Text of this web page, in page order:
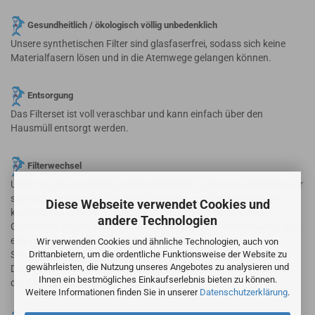
Diese Webseite verwendet Cookies und
andere Technologien
Wir verwenden Cookies und ähnliche Technologien, auch von
Drittanbietern, um die ordentliche Funktionsweise der Website zu
gewährleisten, die Nutzung unseres Angebotes zu analysieren und
Ihnen ein bestmögliches Einkaufserlebnis bieten zu können.
Weitere Informationen finden Sie in unserer Datenschutzerklärung.
Gesundheitlich / ökologisch völlig unbedenklich
Unsere synthetischen Filter sind glasfaserfrei, sodass sich keine
Materialfasern lösen und in die Atemwege gelangen können.
Entsorgung
Das Filterset ist voll veraschbar und kann einfach über den
Hausmüll entsorgt werden.
Filterwechsel
Um Ihre Lüftungsgeräte optimal betreiben zu können empfehlen wir
sämtliche Anlagenfilter in einem Zeitraum von 3-6 Monaten zu
kontrollieren und ggfls. auszutauschen. Durch verschmutzte
Gerätefilter erhöht sich der Luftwiderstand des Filtermediums, was
eine geringere Luftwechselrate sowie einen erhöhten
Stromverbrauch und Verschleiß der Lüftungsanlage verursacht.
Durch die Reduzierung der Volumenströme verschlechtert sich in
der Folge das Raumklima.